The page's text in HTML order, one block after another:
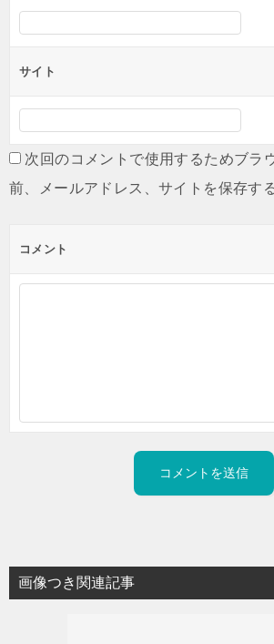
サイト
次回のコメントで使用するためブラ
前、メールアドレス、サイトを保存する
コメント
画像つき関連記事